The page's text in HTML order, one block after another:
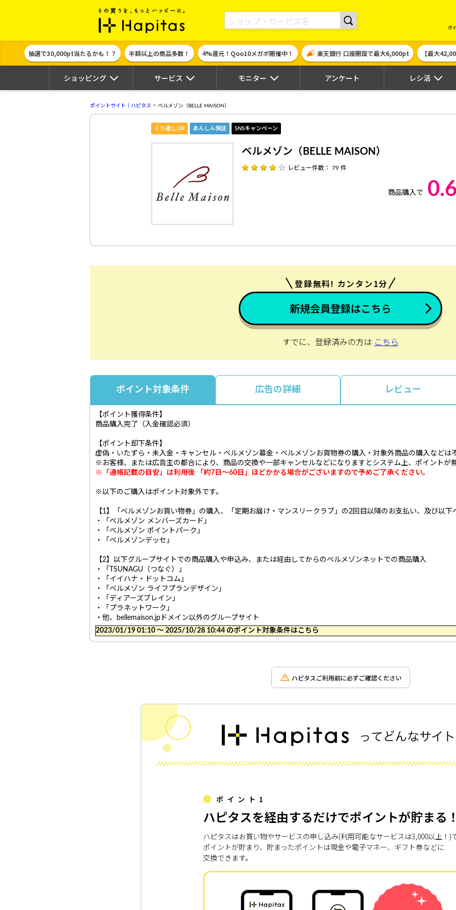
ポイント貯めて現金やギフト券に交換できるポイントサイト | ハピタス
ポ
抽選で30,000pt当たるかも！？ 半額以上の商品多数！ 4%還元！Qoo10メガポ開催中！ 楽天銀行 口座開設で最大6,000pt 【最大
ショッピング サービス モニター アンケート レシ活
ポイントサイト｜ハピタス ベルメゾン（BELLE MAISON）
くり返しOK あんしん保証 SNSキャンペーン
ベルメゾン（BELLE MAISON）
レビュー件数： 79 件
商品購入で
登録無料! カンタン1分
新規会員登録はこちら
すでに、登録済みの方は こちら
ポイント対象条件 広告の詳細 レビュー
【ポイント獲得条件】
商品購入完了（入金確認必須）
【ポイント却下条件】
虚偽・いたずら・未入金・キャンセル・ベルメゾン募金・ベルメゾンお買物券の購入・対象外商品の購入などは
※お客様、または広告主の都合により、商品の交換や一部キャンセルなどになりますとシステム上、ポイントが
※「通帳記載の目安」は利用後 「約7日～60日」ほどかかる場合がございますので予めご了承ください。
※以下のご購入はポイント対象外です。
【1】「ベルメゾンお買い物券」の購入、「定期お届け・マンスリークラブ」の2回目以降のお支払い、及び以
・「ベルメゾン メンバーズカード」
・「ベルメゾン ポイントパーク」
・「ベルメゾンデッセ」
【2】以下グループサイトでの商品購入や申込み、または経由してからのベルメゾンネットでの商品購入
・「TSUNAGU（つなぐ）」
・「イイハナ・ドットコム」
・「ベルメゾン ライフプランデザイン」
・「ディアーズブレイン」
・「プラネットワーク」
・他、bellemaison.jpドメイン以外のグループサイト
2023/01/19 01:10 〜 2025/10/28 10:44 のポイント対象条件はこちら
ハピタスご利用前に必ずご確認ください
ポイント1
ハピタスを経由するだけでポイントが貯まる
ハピタスはお買い物やサービスの申し込み(利用可能なサービスは3,000以上！)
ポイントが貯まり、貯まったポイントは現金や電子マネー、ギフト券などに
交換できます。